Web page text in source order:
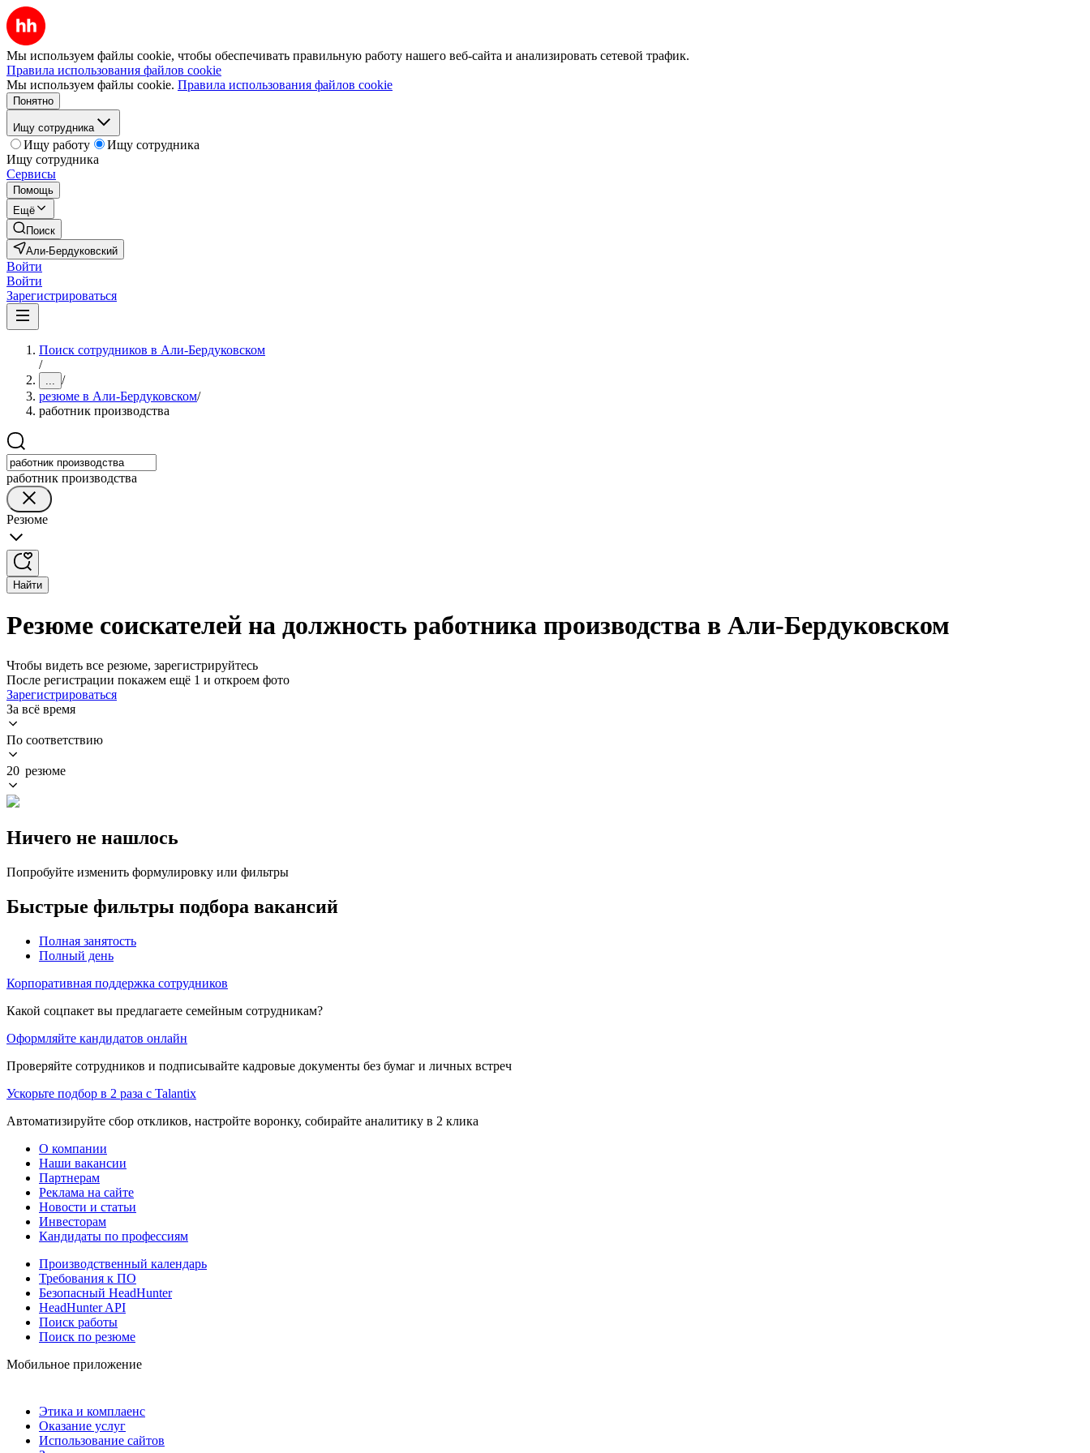
Мы используем файлы cookie, чтобы обеспечивать правильную работу нашего веб-сайта и анализировать сетевой трафик.
Правила использования файлов cookie
Мы используем файлы cookie. Правила использования файлов cookie
Понятно
Ищу сотрудника
Ищу работу
Ищу сотрудника
Ищу сотрудника
Сервисы
Помощь
Ещё
Поиск
Али-Бердуковский
Войти
Войти
Зарегистрироваться
Поиск сотрудников в Али-Бердуковском
/
... /
резюме в Али-Бердуковском/
работник производства
работник производства
Резюме
Найти
Резюме соискателей на должность работника производства в Али-Бердуковском
Чтобы видеть все резюме, зарегистрируйтесь
После регистрации покажем ещё 1 и откроем фото
Зарегистрироваться
За всё время
По соответствию
20 резюме
Ничего не нашлось
Попробуйте изменить формулировку или фильтры
Быстрые фильтры подбора вакансий
Полная занятость
Полный день
Корпоративная поддержка сотрудников
Какой соцпакет вы предлагаете семейным сотрудникам?
Оформляйте кандидатов онлайн
Проверяйте сотрудников и подписывайте кадровые документы без бумаг и личных встреч
Ускорьте подбор в 2 раза с Talantix
Автоматизируйте сбор откликов, настройте воронку, собирайте аналитику в 2 клика
О компании
Наши вакансии
Партнерам
Реклама на сайте
Новости и статьи
Инвесторам
Кандидаты по профессиям
Производственный календарь
Требования к ПО
Безопасный HeadHunter
HeadHunter API
Поиск работы
Поиск по резюме
Мобильное приложение
Этика и комплаенс
Оказание услуг
Использование сайтов